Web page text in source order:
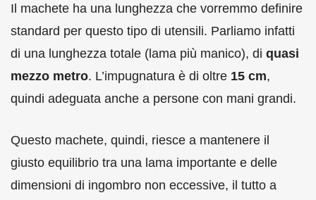
Il machete ha una lunghezza che vorremmo definire
standard per questo tipo di utensili. Parliamo infatti
di una lunghezza totale (lama più manico), di quasi
mezzo metro. L’impugnatura è di oltre 15 cm,
quindi adeguata anche a persone con mani grandi.
Questo machete, quindi, riesce a mantenere il
giusto equilibrio tra una lama importante e delle
dimensioni di ingombro non eccessive, il tutto a